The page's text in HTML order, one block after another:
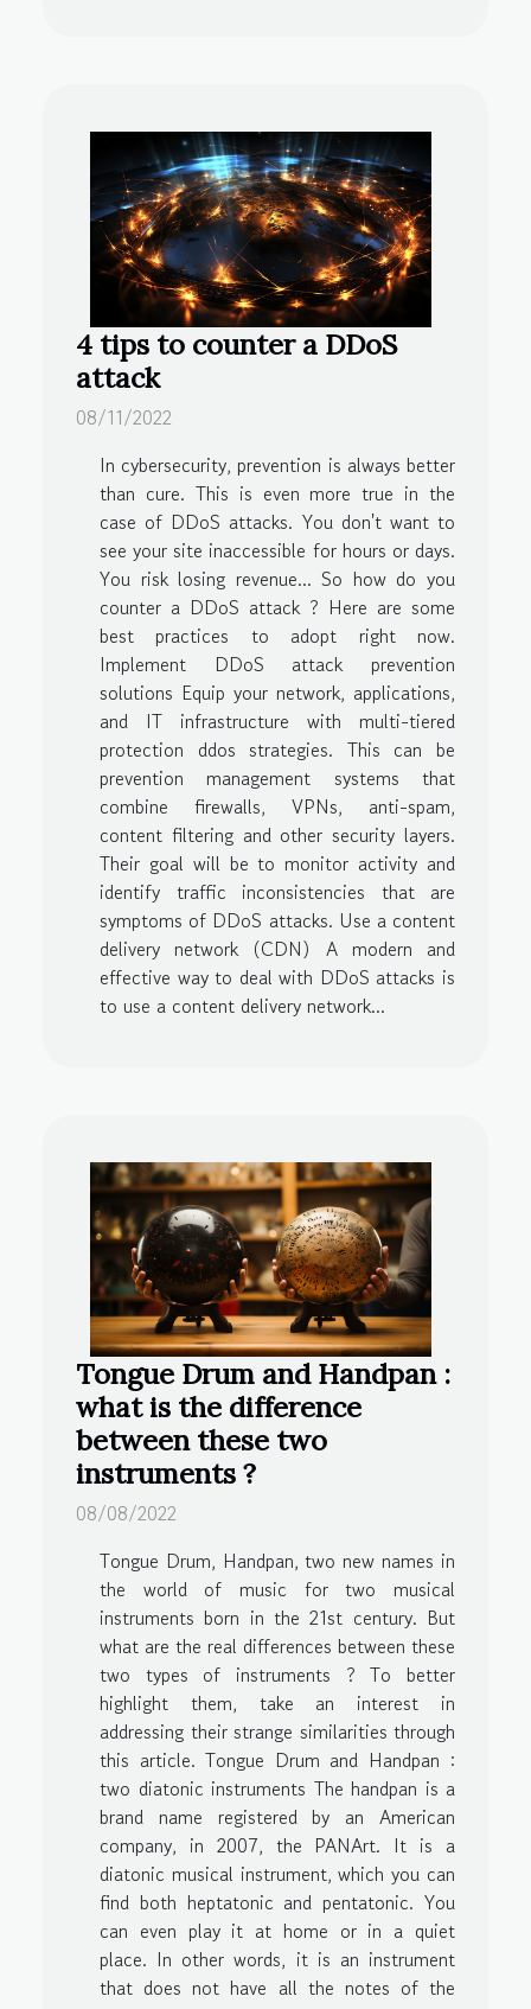
4 tips to counter a DDoS
attack
08/11/2022
In cybersecurity, prevention is always better
than cure. This is even more true in the
case of DDoS attacks. You don't want to
see your site inaccessible for hours or days.
You risk losing revenue... So how do you
counter a DDoS attack ? Here are some
best practices to adopt right now.
Implement DDoS attack prevention
solutions Equip your network, applications,
and IT infrastructure with multi-tiered
protection ddos strategies. This can be
prevention management systems that
combine firewalls, VPNs, anti-spam,
content filtering and other security layers.
Their goal will be to monitor activity and
identify traffic inconsistencies that are
symptoms of DDoS attacks. Use a content
delivery network (CDN) A modern and
effective way to deal with DDoS attacks is
to use a content delivery network...
Tongue Drum and Handpan :
what is the difference
between these two
instruments ?
08/08/2022
Tongue Drum, Handpan, two new names in
the world of music for two musical
instruments born in the 21st century. But
what are the real differences between these
two types of instruments ? To better
highlight them, take an interest in
addressing their strange similarities through
this article. Tongue Drum and Handpan :
two diatonic instruments The handpan is a
brand name registered by an American
company, in 2007, the PANArt. It is a
diatonic musical instrument, which you can
find both heptatonic and pentatonic. You
can even play it at home or in a quiet
place. In other words, it is an instrument
that does not have all the notes of the